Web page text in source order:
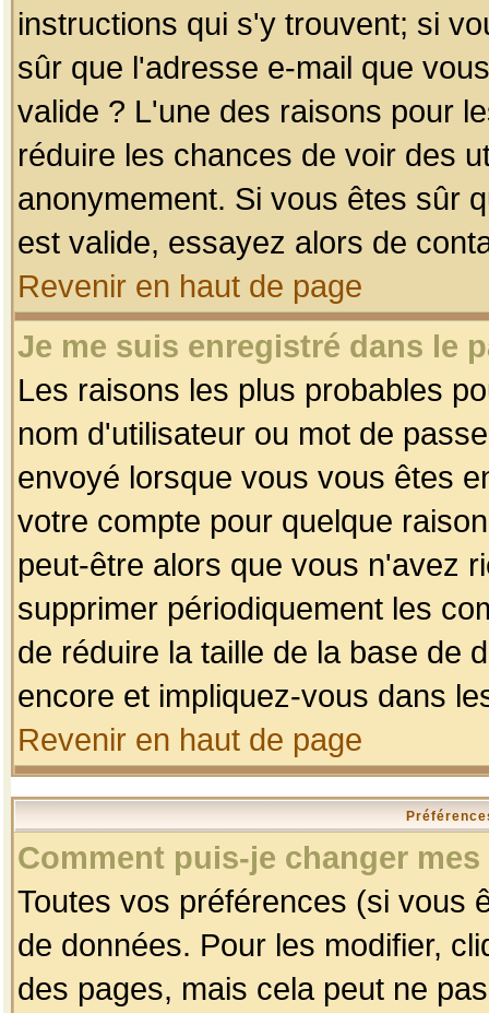
instructions qui s'y trouvent; si
sûr que l'adresse e-mail que
valide ? L'une des raisons pour
réduire les chances de voir des
anonymement. Si vous êtes sûr
est valide, essayez alors de
Revenir en haut de page
Je me suis enregistré dans le
Les raisons les plus probables
nom d'utilisateur ou mot de
envoyé lorsque vous vous êtes
votre compte pour quelque
peut-être alors que vous n'avez
supprimer périodiquement les
de réduire la taille de la base de
encore et impliquez-vous dans
Revenir en haut de page
Comment puis-je changer
Toutes vos préférences (si vous
de données. Pour les modifier,
des pages, mais cela peut ne